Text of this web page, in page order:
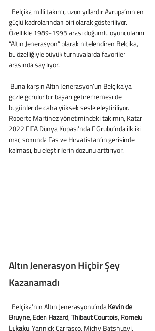
güçlü kadrolarından biri olarak gösteriliyor.
Özellikle 1989-1993 arası doğumlu oyuncularını
“Altın Jenerasyon” olarak nitelendiren Belçika,
bu özelliğiyle büyük turnuvalarda favoriler
arasında sayılıyor.
gözle görülür bir başarı getirememesi de
bugünler de daha yüksek sesle eleştiriliyor.
Roberto Martinez yönetimindeki takımın, Katar
2022 FIFA Dünya Kupası’nda F Grubu’nda ilk iki
maç sonunda Fas ve Hırvatistan’ın gerisinde
kalması, bu eleştirilerin dozunu arttırıyor.
Altın Jenerasyon Hiçbir Şey
Kazanamadı
  Belçika’nın Altın Jenerasyonu’nda
Kevin de
Bruyne, Eden Hazard, Thibaut Courtois, Romelu
Lukaku, Yannick Carrasco, Michy Batshuayi,